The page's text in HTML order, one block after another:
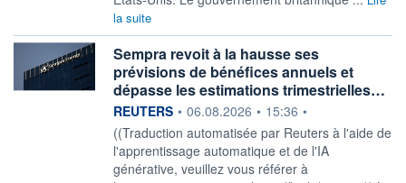
la suite
Sempra revoit à la hausse ses
prévisions de bénéfices annuels et
dépasse les estimations trimestrielles…
information fournie par
REUTERS • 06.08.2026 • 15:36 •
((Traduction automatisée par Reuters à l'aide de
l'apprentissage automatique et de l'IA
générative, veuillez vous référer à